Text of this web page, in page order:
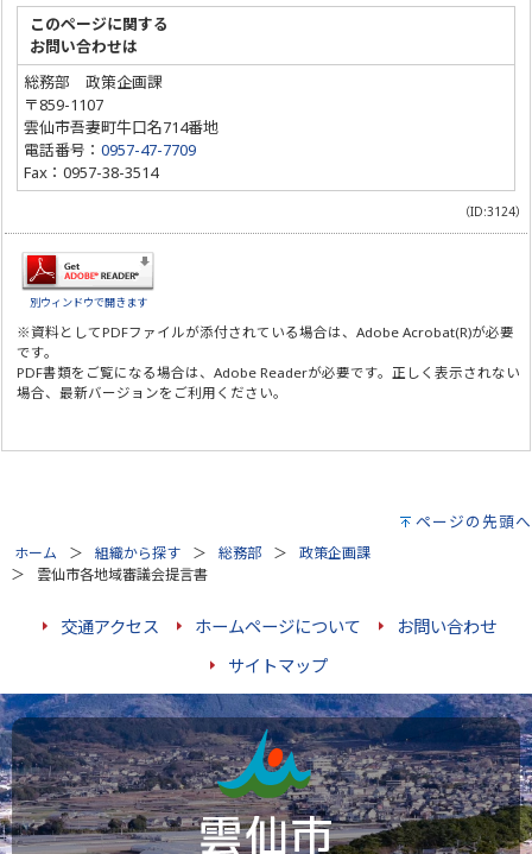
このページに関する
お問い合わせは
総務部 政策企画課
〒859-1107
雲仙市吾妻町牛口名714番地
電話番号：0957-47-7709
Fax：0957-38-3514
（ID:3124）
別ウィンドウで開きます
※資料としてPDFファイルが添付されている場合は、Adobe Acrobat(R)が必要
です。
PDF書類をご覧になる場合は、Adobe Readerが必要です。正しく表示されない
場合、最新バージョンをご利用ください。
ページの先頭へ
ホーム 組織から探す 総務部
政策企画課
雲仙市各地域審議会提言書
交通アクセス ホームページについて
お問い合わせ
サイトマップ